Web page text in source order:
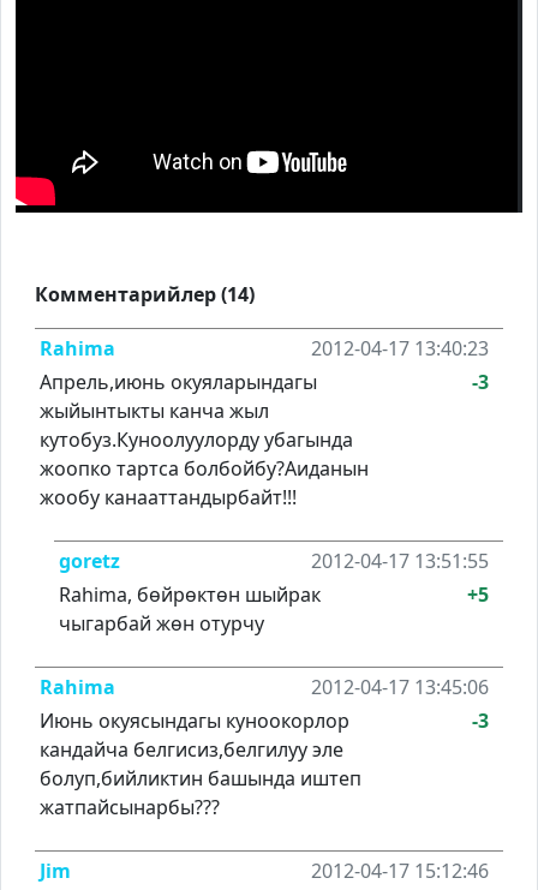
Комментарийлер (14)
Rahima
2012-04-17 13:40:23
Апрель,июнь окуяларындагы
жыйынтыкты канча жыл
кутобуз.Куноолуулорду убагында
жоопко тартса болбойбу?Аиданын
жообу канааттандырбайт!!!
-3
goretz
2012-04-17 13:51:55
Rahima, бөйрөктөн шыйрак
чыгарбай жөн отурчу
+5
Rahima
2012-04-17 13:45:06
Июнь окуясындагы куноокорлор
кандайча белгисиз,белгилуу эле
болуп,бийликтин башында иштеп
жатпайсынарбы???
-3
Jim
2012-04-17 15:12:46